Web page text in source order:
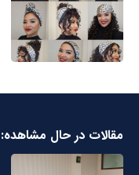
مقالات در حال مشاهده: